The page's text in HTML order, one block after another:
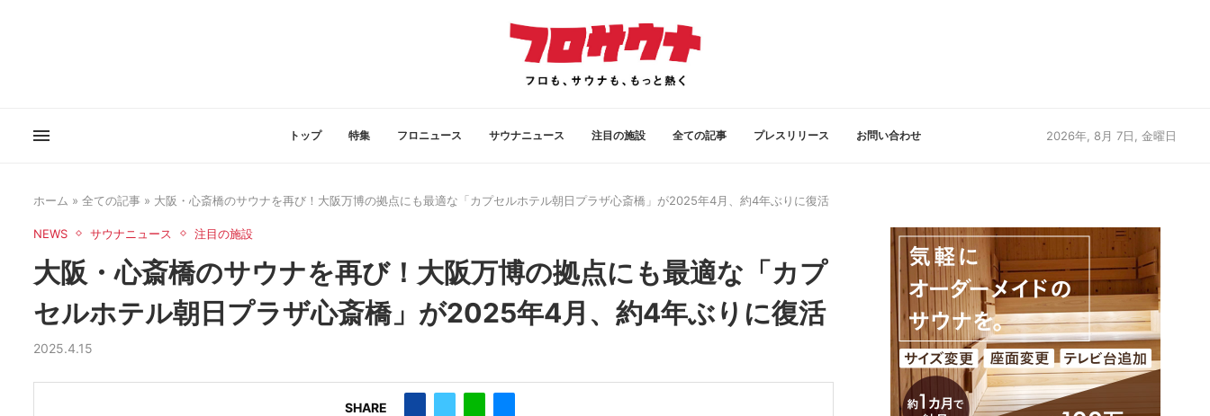
トップ 特集 フロニュース サウナニュース 注目の施設 全ての記事 プレスリリース お問い合わせ 2026年, 8月 7日, 金曜日
ホーム » 全ての記事 » 大阪・心斎橋のサウナを再び！大阪万博の拠点にも最適な「カプセルホテル朝日プラザ心斎橋」が2025年4月、約4年ぶりに復活
NEWS サウナニュース 注目の施設
大阪・心斎橋のサウナを再び！大阪万博の拠点にも最適な「カプ
セルホテル朝日プラザ心斎橋」が2025年4月、約4年ぶりに復活
2025.4.15
SHARE